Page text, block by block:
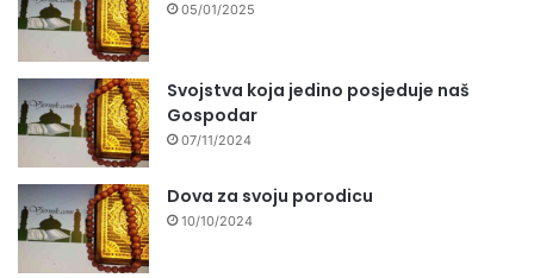
05/01/2025
Svojstva koja jedino posjeduje naš
Gospodar
07/11/2024
Dova za svoju porodicu
10/10/2024